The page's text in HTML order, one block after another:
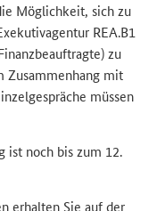
Mög­lich­keit, sich zu
REA.B1
zu
Zu­sam­men­hang mit
müs­sen
ist noch bis zum 12.
er­hal­ten Sie auf der